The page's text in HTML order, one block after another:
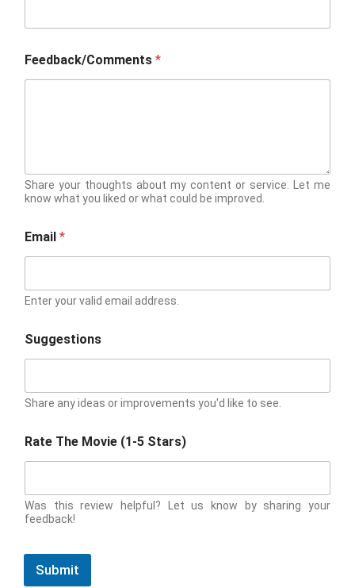
Feedback/Comments *
Share your thoughts about my content or service. Let me
know what you liked or what could be improved.
Email *
Enter your valid email address.
Suggestions
Share any ideas or improvements you'd like to see.
Rate The Movie (1-5 Stars)
Was this review helpful? Let us know by sharing your
feedback!
Submit